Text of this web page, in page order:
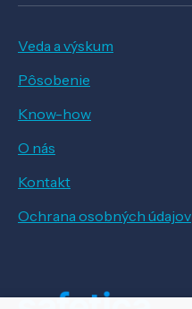
Veda a výskum
Pôsobenie
Know-how
O nás
Kontakt
Ochrana osobných údajov